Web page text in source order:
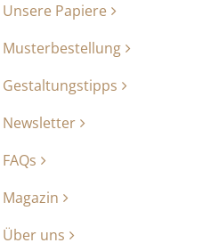
Unsere Papiere
Musterbestellung
Gestaltungstipps
Newsletter
FAQs
Magazin
Über uns